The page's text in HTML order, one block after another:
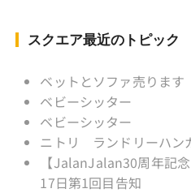
スクエア最近のトピック
ベットとソファ売ります
ベビーシッター
ベビーシッター
ニトリ ランドリーハン
【JalanJalan30周年記
17日第1回目告知